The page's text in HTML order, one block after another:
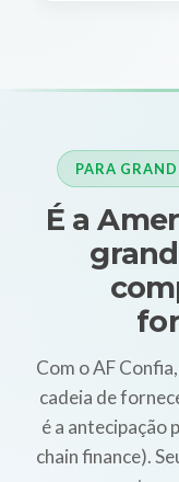
PARA
É a
Com o AF
cadeia de
é a antecipação
chain finance).